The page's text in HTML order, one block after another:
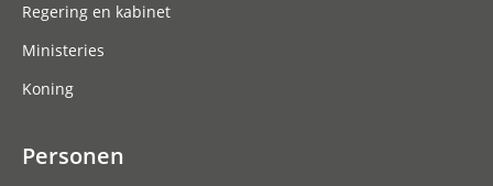
Regering en kabinet
Ministeries
Koning
Personen